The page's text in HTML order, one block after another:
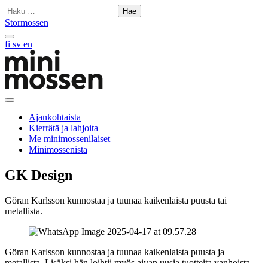
Skip
to
Haku:
Stormossen
Hae
sivustolta
fi sv en
Avaa
päävalikkoAjankohtaista
Kierrätä ja lahjoita
Me minimossenilaiset
Minimossenista
GK Design
Göran Karlsson kunnostaa ja tuunaa kaikenlaista puusta tai
metallista.
Göran Karlsson kunnostaa ja tuunaa kaikenlaista puusta ja